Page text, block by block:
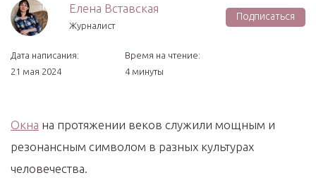
Елена Вставская
Журналист
Подписаться
Дата написания:
21 мая 2024
Время на чтение:
4 минуты
Окна на протяжении веков служили мощным и
резонансным символом в разных культурах
человечества.